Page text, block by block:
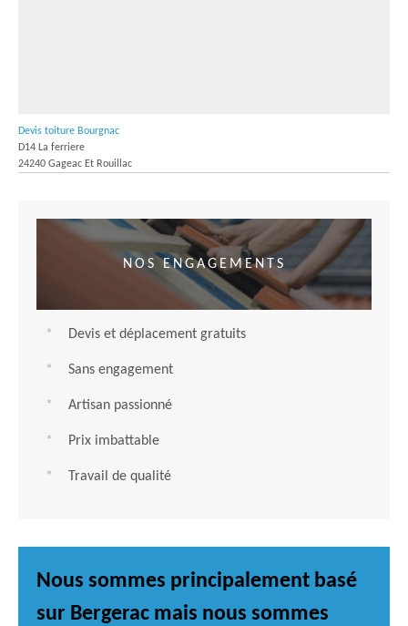
Devis toiture Bourgnac
D14 La ferriere
24240 Gageac Et Rouillac
NOS ENGAGEMENTS
Devis et déplacement gratuits
Sans engagement
Artisan passionné
Prix imbattable
Travail de qualité
Nous sommes principalement basé
sur Bergerac mais nous sommes